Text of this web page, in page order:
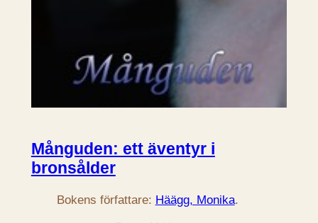
Månguden: ett äventyr i
bronsålder
Bokens författare: Häägg, Monika.